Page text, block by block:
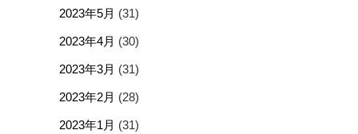
2023年5月 (31)
2023年4月 (30)
2023年3月 (31)
2023年2月 (28)
2023年1月 (31)